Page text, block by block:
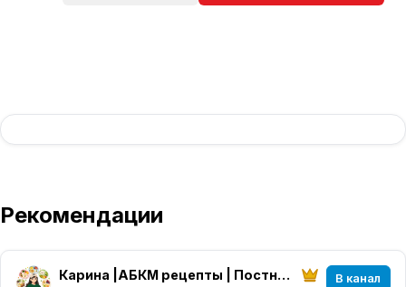
Рекомендации
Карина |АБКМ рецепты | Постные рецепты В канал